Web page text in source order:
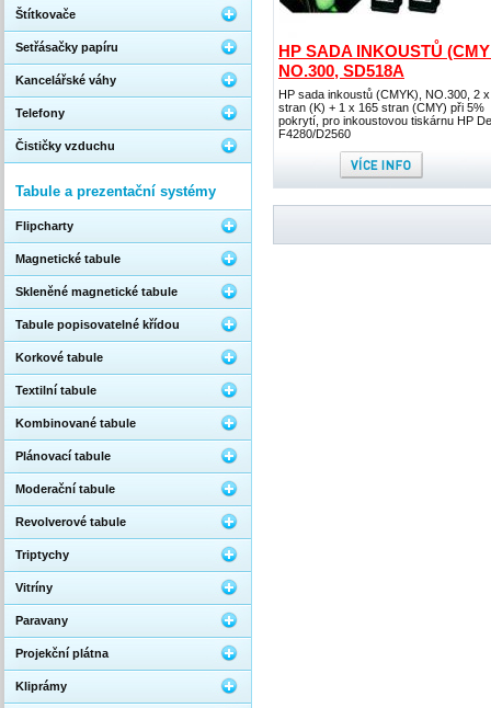
HP SADA INKOUSTŮ
NO.300, SD518A
HP sada inkoustů (CMYK), NO.300, 2
stran (K) + 1 x 165 stran (CMY) při 5%
pokrytí, pro inkoustovou tiskárnu HP
F4280/D2560
Štítkovače
Setřásačky papíru
Kancelářské váhy
Telefony
Čističky vzduchu
Tabule a prezentační systémy
Flipcharty
Magnetické tabule
Skleněné magnetické tabule
Tabule popisovatelné křídou
Korkové tabule
Textilní tabule
Kombinované tabule
Plánovací tabule
Moderační tabule
Revolverové tabule
Triptychy
Vitríny
Paravany
Projekční plátna
Kliprámy